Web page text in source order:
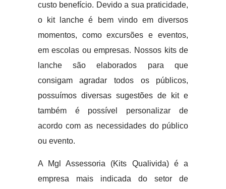
custo benefício. Devido a sua praticidade,
o kit lanche é bem vindo em diversos
momentos, como excursões e eventos,
em escolas ou empresas. Nossos kits de
lanche são elaborados para que
consigam agradar todos os públicos,
possuímos diversas sugestões de kit e
também é possível personalizar de
acordo com as necessidades do público
ou evento.
A Mgl Assessoria (Kits Qualivida) é a
empresa mais indicada do setor de